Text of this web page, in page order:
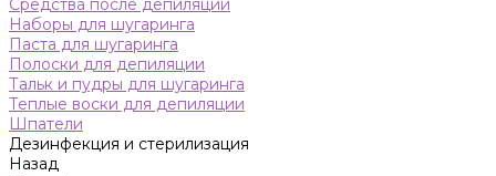
Средства после депиляции
Наборы для шугаринга
Паста для шугаринга
Полоски для депиляции
Тальк и пудры для шугаринга
Теплые воски для депиляции
Шпатели
Дезинфекция и стерилизация
Назад